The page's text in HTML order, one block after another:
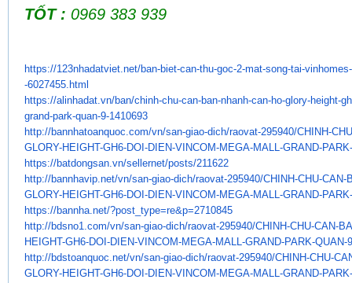
TỐT : 0969 383 939
https://123nhadatviet.net/ban-biet-can-thu-goc-2-mat-song-tai-
-6027455.html
https://alinhadat.vn/ban/chinh-chu-can-ban-nhanh-can-ho-glory-height-
grand-park-quan-9-1410693
http://bannhatoanquoc.com/vn/san-giao-dich/raovat-295940/CHINH-
GLORY-HEIGHT-GH6-DOI-DIEN-VINCOM-MEGA-MALL-GRAND-PARK-
https://batdongsan.vn/sellernet/posts/211622
http://bannhavip.net/vn/san-giao-dich/raovat-295940/CHINH-CHU-CAN-
GLORY-HEIGHT-GH6-DOI-DIEN-VINCOM-MEGA-MALL-GRAND-PARK-
https://bannha.net/?post_type=re&p=2710845
http://bdsno1.com/vn/san-giao-dich/raovat-295940/CHINH-CHU-CAN-
HEIGHT-GH6-DOI-DIEN-VINCOM-MEGA-MALL-GRAND-PARK-QUAN-
http://bdstoanquoc.net/vn/san-giao-dich/raovat-295940/CHINH-CHU-
GLORY-HEIGHT-GH6-DOI-DIEN-VINCOM-MEGA-MALL-GRAND-PARK-